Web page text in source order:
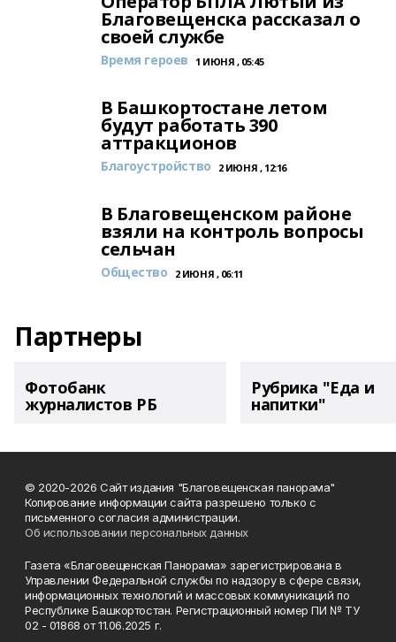
Благовещенска рассказал о
своей службе
Время героев 1 ИЮНЯ , 05:45
В Башкортостане летом
будут работать 390
аттракционов
Благоустройство 2 ИЮНЯ , 12:16
В Благовещенском районе
взяли на контроль вопросы
сельчан
Общество 2 ИЮНЯ , 06:11
Партнеры
Фотобанк
журналистов РБ
Рубрика "Еда и
напитки"
© 2020-2026 Сайт издания "Благовещенская панорама"
Копирование информации сайта разрешено только с
письменного согласия администрации.
Об использовании персональных данных
Газета «Благовещенская Панорама» зарегистрирована в
Управлении Федеральной службы по надзору в сфере связи,
информационных технологий и массовых коммуникаций по
Республике Башкортостан. Регистрационный номер ПИ № ТУ
02 - 01868 от 11.06.2025 г.